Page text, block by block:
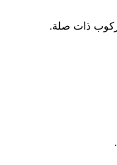
ركوب ذات صلة.